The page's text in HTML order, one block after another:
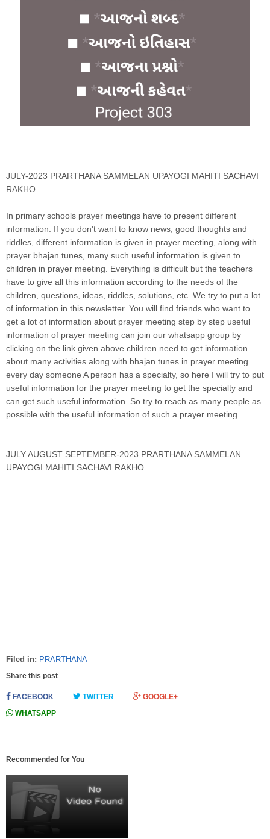
JULY-2023 PRARTHANA SAMMELAN UPAYOGI MAHITI SACHAVI
RAKHO
In primary schools prayer meetings have to present different
information. If you don't want to know news, good thoughts and
riddles, different information is given in prayer meeting, along with
prayer bhajan tunes, many such useful information is given to
children in prayer meeting. Everything is difficult but the teachers
have to give all this information according to the needs of the
children, questions, ideas, riddles, solutions, etc. We try to put a lot
of information in this newsletter. You will find friends who want to
get a lot of information about prayer meeting step by step useful
information of prayer meeting can join our whatsapp group by
clicking on the link given above children need to get information
about many activities along with bhajan tunes in prayer meeting
every day someone A person has a specialty, so here I will try to put
useful information for the prayer meeting to get the specialty and
can get such useful information. So try to reach as many people as
possible with the useful information of such a prayer meeting
JULY AUGUST SEPTEMBER-2023 PRARTHANA SAMMELAN
UPAYOGI MAHITI SACHAVI RAKHO
Filed in: PRARTHANA
Share this post
FACEBOOK TWITTER
GOOGLE+
WHATSAPP
Recommended for You